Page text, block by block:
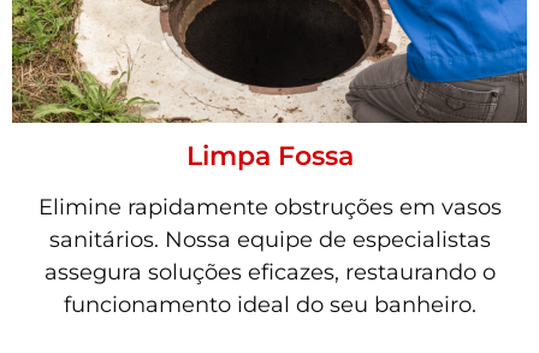
Limpa Fossa
Elimine rapidamente obstruções em vasos
sanitários. Nossa equipe de especialistas
assegura soluções eficazes, restaurando o
funcionamento ideal do seu banheiro.